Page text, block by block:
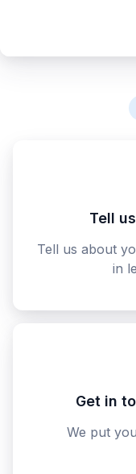
Tell
Tell us about
in
Get in
We put